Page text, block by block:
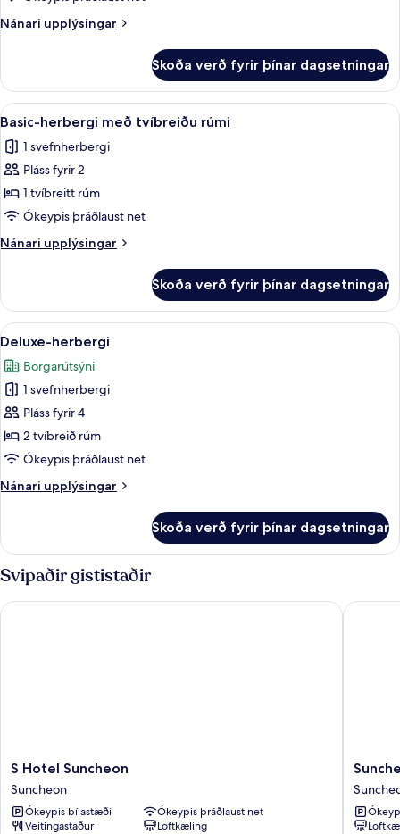
Nánari upplýsingar
Nánari
(Duplex)
Skoða verð fyrir þínar dagsetningar
Skoða
allar
myndir
fyrir
Basic-
herbergi
með
tvíbreiðu
Basic-herbergi með tvíbreiðu rúmi |
5
Basic-herbergi með tvíbreiðu rúmi
1 svefnherbergi
Pláss fyrir 2
1 tvíbreitt rúm
Ókeypis þráðlaust net
Nánari upplýsingar
Nánari
herbergi
með
tvíbreiðu
Skoða verð fyrir þínar dagsetningar
Skoða
allar
myndir
fyrir
Deluxe-
herbergi
Deluxe-herbergi | 1 svefnherbergi,
4
Deluxe-herbergi
Borgarútsýni
1 svefnherbergi
Pláss fyrir 4
2 tvíbreið rúm
Ókeypis þráðlaust net
Nánari upplýsingar
Nánari
herbergi
Skoða verð fyrir þínar dagsetningar
Svipaðir gististaðir
S
Hotel
Suncheon
Suncheon
S Hotel Suncheon
Suncheon
Ókeypis bílastæði
Ókeypis þráðlaust net
Veitingastaður
Loftkæling
S Hotel Suncheon
Hound
Hotel